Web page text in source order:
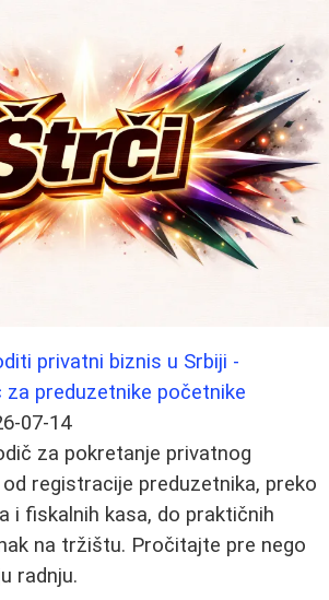
privatni biznis u Srbiji -
za preduzetnike početnike
07-14
za pokretanje privatnog
registracije preduzetnika, preko
i fiskalnih kasa, do praktičnih
na tržištu. Pročitajte pre nego
radnju.